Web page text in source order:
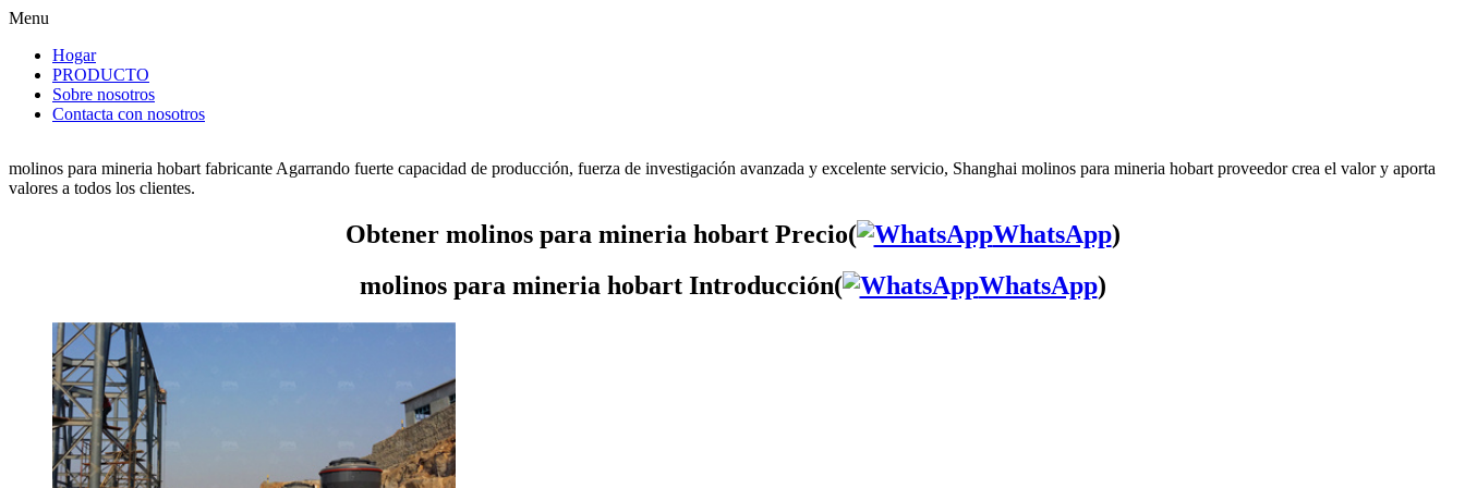
Menu
Hogar
PRODUCTO
Sobre nosotros
Contacta con nosotros
molinos para mineria hobart fabricante Agarrando fuerte capacidad de producción, fuerza de investigación avanzada y excelente servicio, Shanghai molinos para mineria hobart proveedor crea el valor y aporta
valores a todos los clientes.
Obtener molinos para mineria hobart Precio( WhatsApp)
molinos para mineria hobart Introducción(
WhatsApp)